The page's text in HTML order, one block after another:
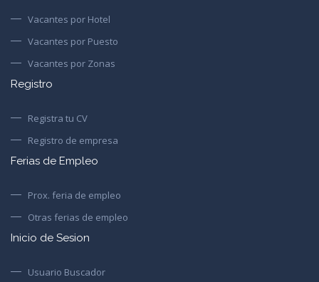
Vacantes por Hotel
Vacantes por Puesto
Vacantes por Zonas
Registro
Registra tu CV
Registro de empresa
Ferias de Empleo
Prox. feria de empleo
Otras ferias de empleo
Inicio de Sesion
Usuario Buscador